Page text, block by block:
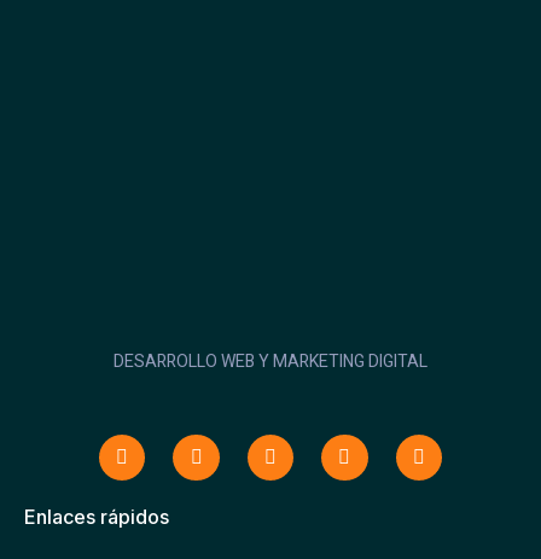
DESARROLLO WEB Y MARKETING DIGITAL
Enlaces rápidos